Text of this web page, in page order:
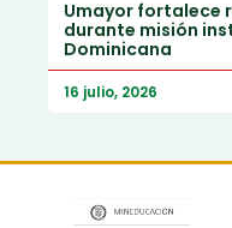
Umayor fortalece
durante misión
Dominicana
16 julio, 2026